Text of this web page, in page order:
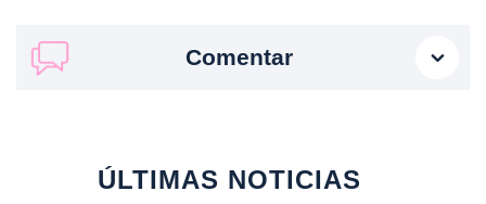
Comentar
ÚLTIMAS NOTICIAS